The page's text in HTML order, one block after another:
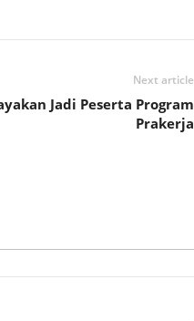
Next article
Jadi Peserta Program
Prakerja